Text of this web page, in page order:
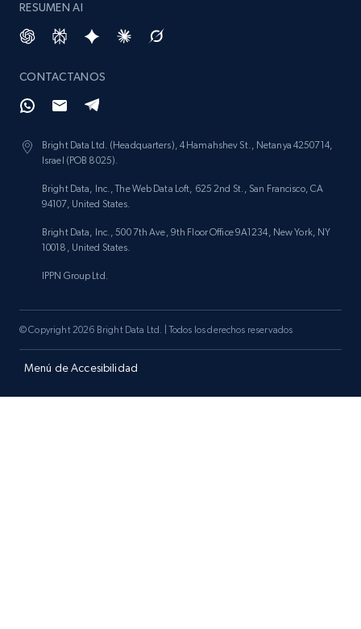
RESUMEN AI
CONTACTANOS
Bright Data Ltd. (Headquarters), 4 Hamahshev St., Netanya 4250714,
Israel (POB 8025).
Bright Data, Inc., The Web Data Loft, 625 2nd St., San Francisco, CA
94107, United States.
Bright Data, Inc., 500 7th Ave, 9th Floor Office 9A1234, New York, NY
10018, United States.
IPPN Group Ltd.
Menú de Accesibilidad
© Copyright 2026 Bright Data Ltd. | Todos los derechos reservados